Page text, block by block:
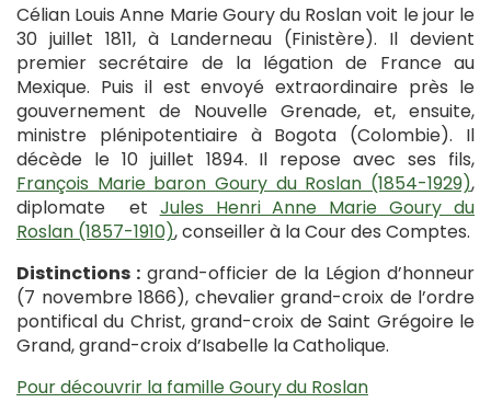
Célian Louis Anne Marie Goury du Roslan voit le jour le
30 juillet 1811, à Landerneau (Finistère). Il devient
premier secrétaire de la légation de France au
Mexique. Puis il est envoyé extraordinaire près le
gouvernement de Nouvelle Grenade, et, ensuite,
ministre plénipotentiaire à Bogota (Colombie). Il
décède le 10 juillet 1894. Il repose avec ses fils,
François Marie baron Goury du Roslan (1854-1929),
diplomate et Jules Henri Anne Marie Goury du
Roslan (1857-1910), conseiller à la Cour des Comptes.
Distinctions : grand-officier de la Légion d’honneur
(7 novembre 1866), chevalier grand-croix de l’ordre
pontifical du Christ, grand-croix de Saint Grégoire le
Grand, grand-croix d’Isabelle la Catholique.
Pour découvrir la famille Goury du Roslan